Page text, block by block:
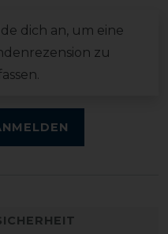
dich an, um eine
zu